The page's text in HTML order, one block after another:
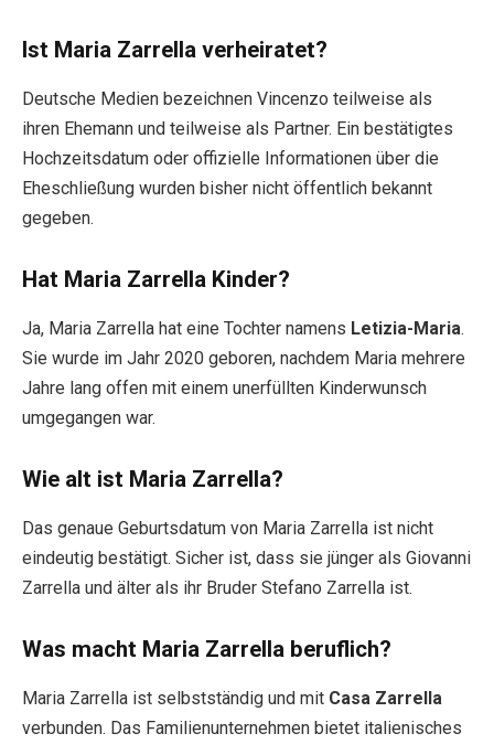
Ist Maria Zarrella verheiratet?
Deutsche Medien bezeichnen Vincenzo teilweise als
ihren Ehemann und teilweise als Partner. Ein bestätigtes
Hochzeitsdatum oder offizielle Informationen über die
Eheschließung wurden bisher nicht öffentlich bekannt
gegeben.
Hat Maria Zarrella Kinder?
Ja, Maria Zarrella hat eine Tochter namens Letizia-Maria.
Sie wurde im Jahr 2020 geboren, nachdem Maria mehrere
Jahre lang offen mit einem unerfüllten Kinderwunsch
umgegangen war.
Wie alt ist Maria Zarrella?
Das genaue Geburtsdatum von Maria Zarrella ist nicht
eindeutig bestätigt. Sicher ist, dass sie jünger als Giovanni
Zarrella und älter als ihr Bruder Stefano Zarrella ist.
Was macht Maria Zarrella beruflich?
Maria Zarrella ist selbstständig und mit Casa Zarrella
verbunden. Das Familienunternehmen bietet italienisches